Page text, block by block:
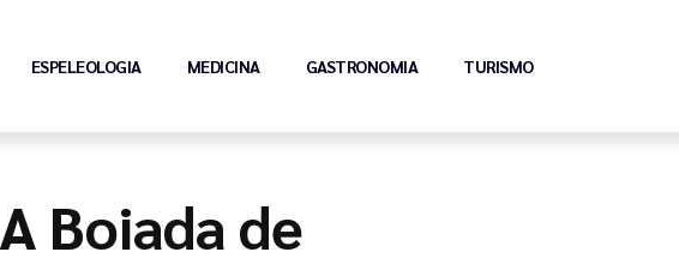
ESPELEOLOGIA MEDICINA GASTRONOMIA TURISMO
Boiada de